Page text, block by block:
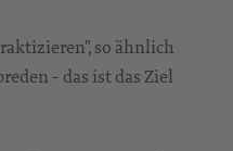
so ähnlich
- das ist das Ziel